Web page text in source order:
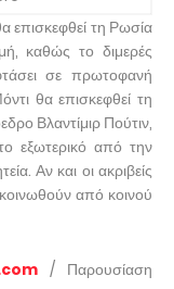
τη Ρωσία
καθώς το διμερές
σε πρωτοφανή
θα επισκεφθεί τη
Βλαντίμιρ Πούτιν,
εξωτερικό από την
Αν και οι ακριβείς
από κοινού
/ Παρουσίαση